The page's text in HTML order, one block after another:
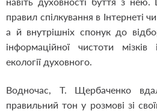
правил спілкування в Інтернеті
а й внутрішніх спонук до
інформаційної чистоти
екології духовного.
Водночас, Т. Щербаченко
правильний тон у розмові зі